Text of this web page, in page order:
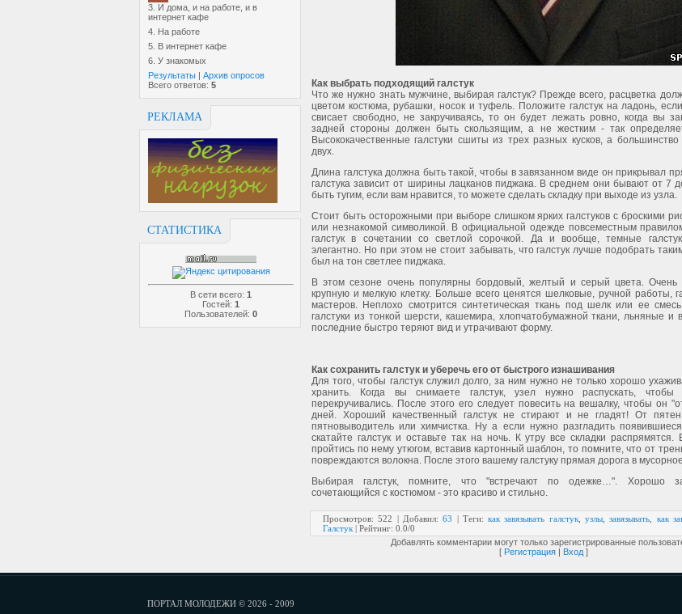
3. И дома, и на работе, и в
интернет кафе
4. На работе
5. В интернет кафе
6. У знакомых
Результаты | Архив опросов
Всего ответов: 5
РЕКЛАМА
СТАТИСТИКА
В сети всего: 1
Гостей: 1
Пользователей: 0
Как выбрать подходящий галстук
Что же нужно знать мужчине, выбирая галстук? Прежде всего, расцветка
цветом костюма, рубашки, носок и туфель. Положите галстук на ладонь,
свисает свободно, не закручиваясь, то он будет лежать ровно, когда вы
задней стороны должен быть скользящим, а не жестким - так
Высококачественные галстуки сшиты из трех разных кусков, а большинство
двух.
Длина галстука должна быть такой, чтобы в завязанном виде он прикрывал
галстука зависит от ширины лацканов пиджака. В среднем они бывают от 7
быть тугим, если вам нравится, то можете сделать складку при выходе из узла.
Стоит быть осторожными при выборе слишком ярких галстуков с броскими
или незнакомой символикой. В официальной одежде повсеместным
галстук в сочетании со светлой сорочкой. Да и вообще, темные
элегантно. Но при этом не стоит забывать, что галстук лучше подобрать
был на тон светлее пиджака.
В этом сезоне очень популярны бордовый, желтый и серый цвета. Очень
крупную и мелкую клетку. Больше всего ценятся шелковые, ручной работы,
мастеров. Неплохо смотрится синтетическая ткань под шелк или ее
галстуки из тонкой шерсти, кашемира, хлопчатобумажной ткани, льняные и
последние быстро теряют вид и утрачивают форму.
Как сохранить галстук и уберечь его от быстрого изнашивания
Для того, чтобы галстук служил долго, за ним нужно не только хорошо
хранить. Когда вы снимаете галстук, узел нужно распускать, чтобы
перекручивались. После этого его следует повесить на вешалку, чтобы он
дней. Хороший качественный галстук не стирают и не гладят! От пятен
пятновыводитель или химчистка. Ну а если нужно разгладить появившиеся
скатайте галстук и оставьте так на ночь. К утру все складки
пройтись по нему утюгом, вставив картонный шаблон, то помните, что от
повреждаются волокна. После этого вашему галстуку прямая дорога в
Выбирая галстук, помните, что "встречают по одежке…". Хорошо
сочетающийся с костюмом - это красиво и стильно.
Просмотров: 522 | Добавил:63 | Теги:как завязывать галстук,узлы ,завязывать как
Галстук | Рейтинг: 0.0/0
Добавлять комментарии могут только зарегистрированные
[ Регистрация | Вход ]
ПОРТАЛ МОЛОДЕЖИ © 2026 - 2009